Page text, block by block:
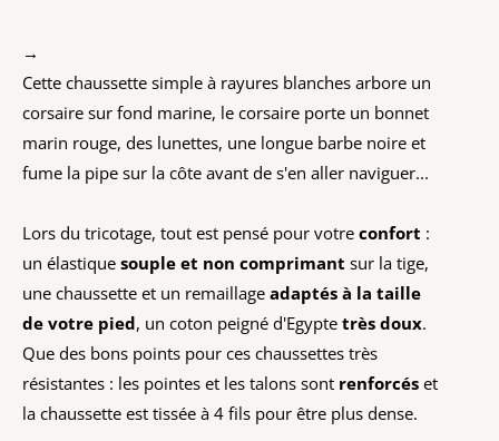
→
Cette chaussette simple à rayures blanches arbore un
corsaire sur fond marine, le corsaire porte un bonnet
marin rouge, des lunettes, une longue barbe noire et
fume la pipe sur la côte avant de s'en aller naviguer...
Lors du tricotage, tout est pensé pour votre confort :
un élastique souple et non comprimant sur la tige,
une chaussette et un remaillage adaptés à la taille
de votre pied, un coton peigné d'Egypte très doux.
Que des bons points pour ces chaussettes très
résistantes : les pointes et les talons sont renforcés et
la chaussette est tissée à 4 fils pour être plus dense.